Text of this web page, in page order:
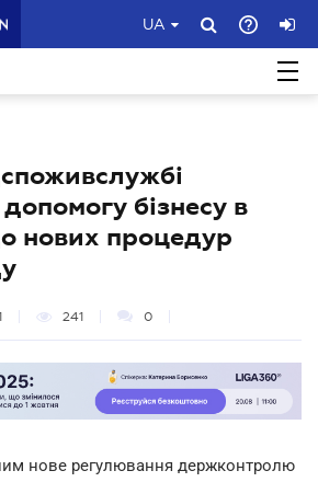
UA
бізнесу в
нових процедур
241 0
нове регулювання держконтролю